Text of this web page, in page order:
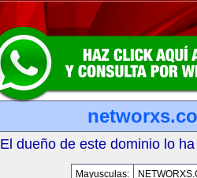
El dueño de este dominio lo
Mayusculas: